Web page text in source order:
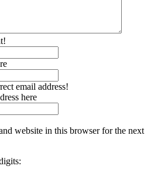
email address!
here
website in this browser for the next